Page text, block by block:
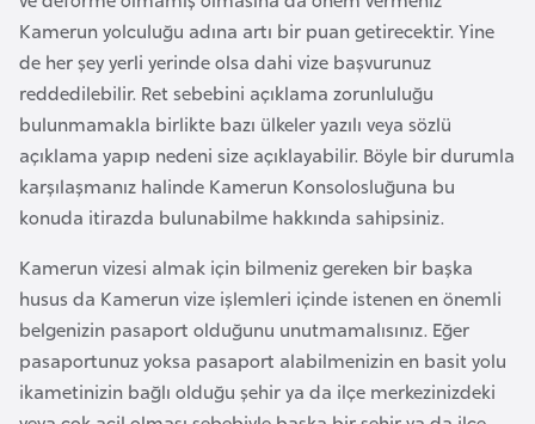
Kamerun yolculuğu adına artı bir puan getirecektir. Yine
de her şey yerli yerinde olsa dahi vize başvurunuz
reddedilebilir. Ret sebebini açıklama zorunluluğu
bulunmamakla birlikte bazı ülkeler yazılı veya sözlü
açıklama yapıp nedeni size açıklayabilir. Böyle bir durumla
karşılaşmanız halinde Kamerun Konsolosluğuna bu
konuda itirazda bulunabilme hakkında sahipsiniz.
Kamerun vizesi almak için bilmeniz gereken bir başka
husus da Kamerun vize işlemleri içinde istenen en önemli
belgenizin pasaport olduğunu unutmamalısınız. Eğer
pasaportunuz yoksa pasaport alabilmenizin en basit yolu
ikametinizin bağlı olduğu şehir ya da ilçe merkezinizdeki
a
s
o
Ç
a
Ç
e
k
C